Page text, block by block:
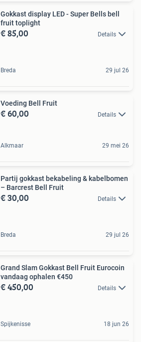
Gokkast display LED - Super Bells bell
fruit toplight
€ 85,00 Details
Breda 29 jul 26
Voeding Bell Fruit
€ 60,00 Details
Alkmaar 29 mei 26
Partij gokkast bekabeling & kabelbomen
– Barcrest Bell Fruit
€ 30,00 Details
Breda 29 jul 26
Grand Slam Gokkast Bell Fruit Eurocoin
vandaag ophalen €450
€ 450,00 Details
Spijkenisse 18 jun 26